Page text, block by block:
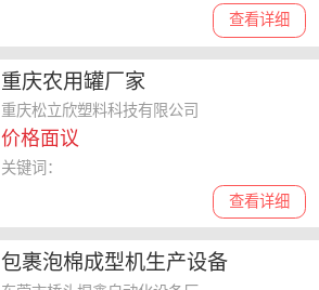
查看详细
重庆农用罐厂家
重庆松立欣塑料科技有限公司
价格面议
查看详细
关键词：
包裹泡棉成型机生产设备